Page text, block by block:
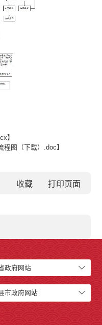
】
程图（下载）.doc】
收藏
政府网站
市政府网站